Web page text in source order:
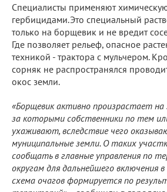
Специалисты применяют
гербицидами.Это специальный
только на борщевик и не вредит
Где позволяет рельеф, опасное
техникой - трактора с мульчером.
сорняк не распространялся
окос земли.
«Борщевик активно произрастает на
за которыми собственники по тем
ухаживают, вследствие чего
муниципальные земли. О таких
сообщать в главные управления по
округам для дальнейшего включения
схема очагов формируется по